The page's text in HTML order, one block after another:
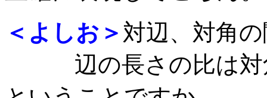
＜よしお＞ 対辺、対角
辺の長さの比は対